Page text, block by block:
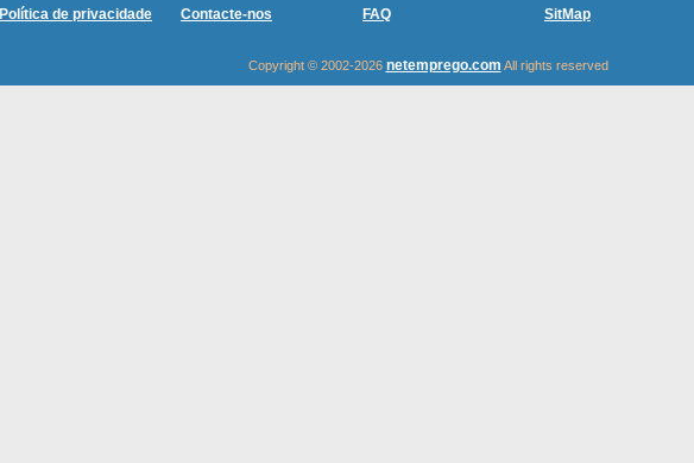
Política de privacidade Contacte-nos FAQ SitMap
Copyright © 2002-2026 netemprego.com All rights reserved